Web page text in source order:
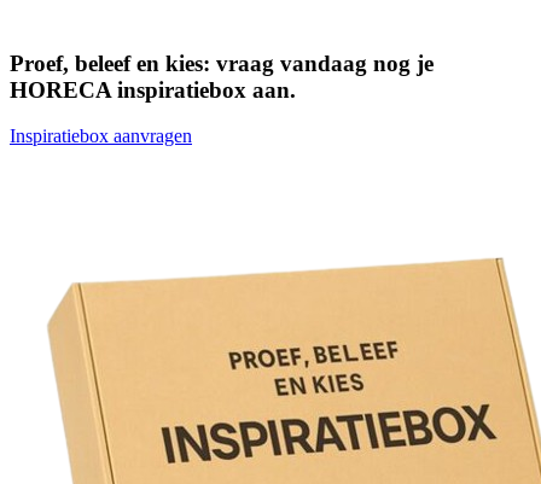
Proef, beleef en kies: vraag vandaag nog je
HORECA inspiratiebox aan.
Inspiratiebox aanvragen